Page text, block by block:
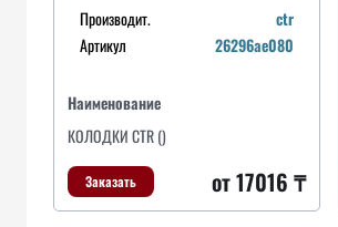
Производит.
ctr
Артикул
26296ae080
Наименование
КОЛОДКИ CTR ()
Заказать от 17016 ₸